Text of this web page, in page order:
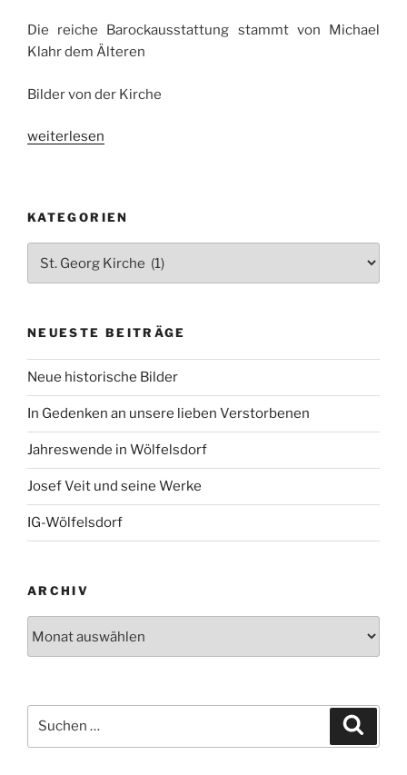
Die reiche Barockausstattung stammt von Michael
Klahr dem Älteren
Bilder von der Kirche
„Kirche
wertvolles
Erbe“
weiterlesen
KATEGORIEN
NEUESTE BEITRÄGE
Neue historische Bilder
In Gedenken an unsere lieben Verstorbenen
Jahreswende in Wölfelsdorf
Josef Veit und seine Werke
IG-Wölfelsdorf
ARCHIV
nach: